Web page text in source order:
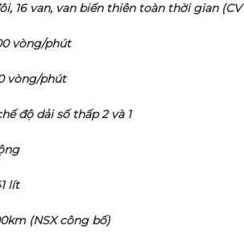
16 van, van biến thiên toàn thời gian
vòng/phút
vòng/phút
độ dải số thấp 2 và 1
lít
(NSX công bố)